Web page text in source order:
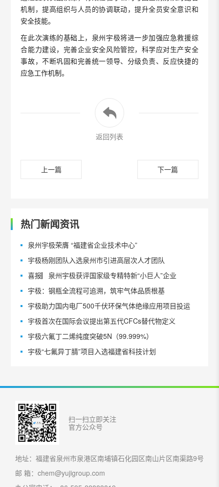
机制，提高组织与人员的协调联动，提升全员安全意识和
安全技能。
在此次演练的基础上，泉州宇极将进一步加强应急救援综
合能力建设，完善企业安全风险管控，科学应对生产安全
事故，不断巩固和完善统一领导、分级负责、反应快捷的
应急工作机制。
返回列表
上一篇 下一篇
热门新闻资讯
泉州宇极荣膺 “福建省企业技术中心”
宇极杨刚团队入选泉州市引进高层次人才团队
喜报▏泉州宇极获评国家级专精特新“小巨人”企业
宇极：钢瓶全流程可追溯，筑牢气体品质根基
宇极助力国内电厂500千伏环保气体绝缘应用项目投运
宇极首次在国际会议提出第五代CFCs替代物定义
宇极六氟丁二烯纯度突破5N（99.999%）
宇极“七氟异丁腈”项目入选福建省科技计划
扫一扫立即关注
官方公众号
地址：福建省泉州市泉港区南埔镇石化园区南山片区南渠路9号
邮 箱：chem@yujigroup.com